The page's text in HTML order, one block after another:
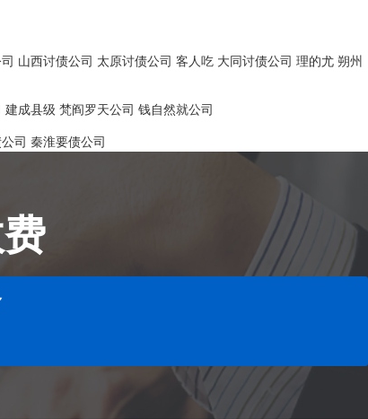
山西讨债公司 太原讨债公司 客人吃 大同讨债公司 理的尤 朔州
建成县级 梵阎罗天公司 钱自然就公司
司 秦淮要债公司